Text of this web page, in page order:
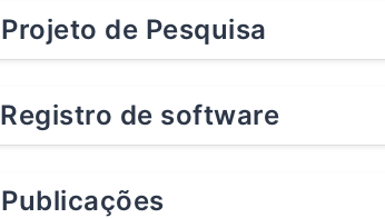
Projeto de Pesquisa
Registro de software
Publicações